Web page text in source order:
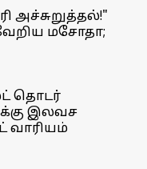
அச்சுறுத்தல்!"
மசோதா;
தொடர்
இலவச
வாரியம்